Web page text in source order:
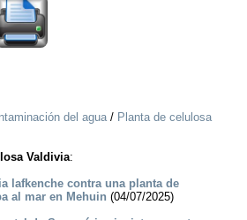
del agua/ Planta de celulosa
Valdivia:
lafkenche contra una planta de
al mar en Mehuin (04/07/2025)